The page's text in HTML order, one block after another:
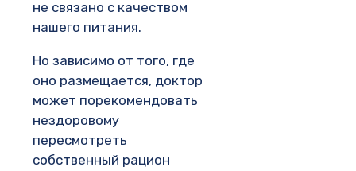
не связано с качеством
нашего питания.
Но зависимо от того, где
оно размещается, доктор
может порекомендовать
нездоровому
пересмотреть
собственный рацион